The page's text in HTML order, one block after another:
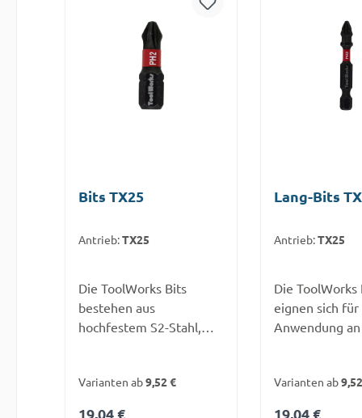
Bits TX25
Antrieb:TX25
Die ToolWorks Bits
bestehen aus
hochfestem S2-Stahl,
Vanadium Stahl
Varianten ab9,52 €
Regulärer Preis:
19,04 €
Lang-Bits
Antrieb:TX25
Die ToolWorks
eignen sich für
Anwendung
Varianten ab
Regulärer
19,04 €